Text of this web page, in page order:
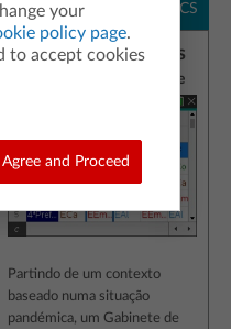
MACS
Teoria das Eleições
Novo: Gabinete de Crise
Partindo de um contexto
baseado numa situação
pandémica, um Gabinete de
your
policy page.
to accept cookies
Agree and Proceed